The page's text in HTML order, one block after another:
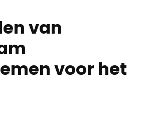
van
voor het